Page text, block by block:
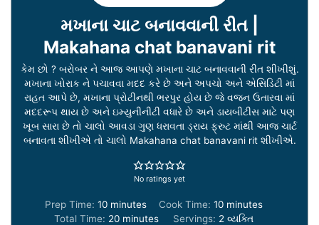
મખાના ચાટ બનાવવાની રીત |
Makahana chat banavani rit
કેમ છો ? બરોબર ને આજ આપણે મખાના ચાટ બનાવવાની રીત શીખીશું.
મખાના ખોરાક ને પચાવવા મદદ કરે છે અને અપચો અને એસિડિટી માં
રાહત આપે છે, મખાના પ્રોટીનથી ભરપુર હોય છે જે વજન ઉતારવા માં
મદદરૂપ થાય છે અને ઇમ્યુનીનીટી વધારે છે અને ડાયબીટીસ માટે પણ
ખૂબ સારા છે તો ચાલો આવડા ગુણ ધરાવતા ડ્રાય ફ્રુટ માંથી આજ ચાર્ટ
બનાવતા શીખીએ તો ચાલો Makahana chat banavani rit શીખીએ.
No ratings yet
Prep Time:10minutes
minutes Cook Time: 10minutes
minutes
Total Time: 20minutes
minutes Servings: 2 વ્યક્તિ